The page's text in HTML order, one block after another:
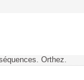
Orthez.